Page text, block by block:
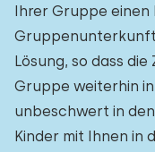
Ihrer Gruppe
Lösung, so dass
Gruppe weiterhin
unbeschwert in
Kinder mit Ihnen in